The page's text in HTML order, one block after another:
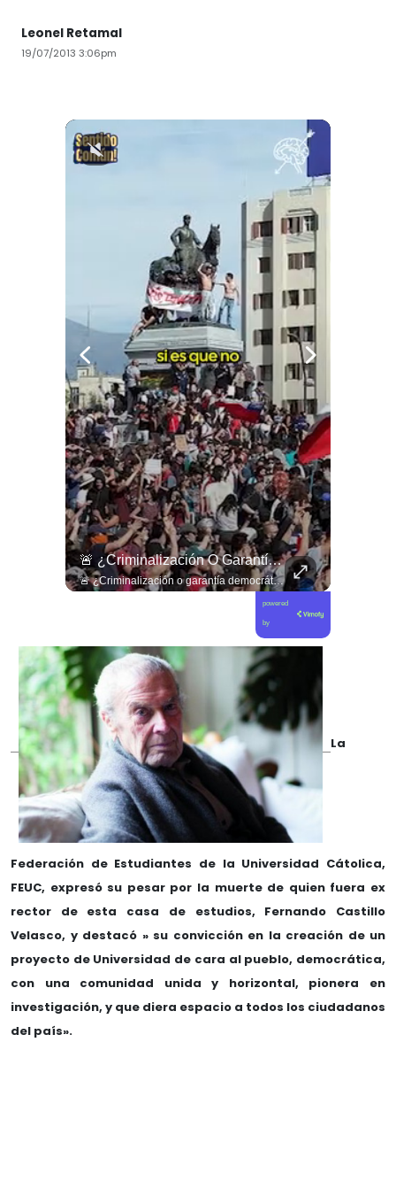
Leonel Retamal
19/07/2013 3:06pm
🚨 ¿Criminalización O Garantía Democrática?
🚨 ¿Criminalización o garantía democrática? Claudio Nash advierte la falta de resguardo al derecho a la protesta en Chile. 🇨🇱📜 En este nuevo capítulo de Sentido Común, conversamos con el abogado y doctor en Derecho Claudio Nash para analizar el estatus real de las manifestaciones públicas en nuestro país. Nash expone cómo la protesta social sigue siendo abordada desde una lógica de orden público y control policial antes que como un derecho humano fundamental que deba ser protegido por el Estado, restringiendo la movilización ciudadana y dejando a los manifestantes expuestos a criterios discrecionales y un sesgo punitivo. 🎙️🏛️ 🎥 ¡Un debate urgente sobre derechos humanos, democracia y libertad de expresión que ya está disponible! Revisa la entrevista completa en nuestro canal de YouTube. 🔗 Ve al enlace en nuestra biografía, suscríbete para sumarte a la comunidad y déjanos tu opinión en los comentarios: ¿consideras que en Chile se respeta de forma plena el derecho a protestar? 💬👇🏼
powered
by
La
Federación de Estudiantes de la Universidad Cátolica,
FEUC, expresó su pesar por la muerte de quien fuera ex
rector de esta casa de estudios, Fernando Castillo
Velasco, y destacó » su convicción en la creación de un
proyecto de Universidad de cara al pueblo, democrática,
con una comunidad unida y horizontal, pionera en
investigación, y que diera espacio a todos los ciudadanos
del país».